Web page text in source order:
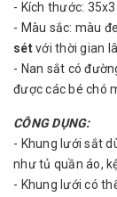
- Kích thước:
- Màu sắc: màu
sétvới thời gian
- Nan sắt có
được các bé chó
CÔNG DỤNG:
- Khung lưới sắt
như tủ quần áo,
- Khung lưới có